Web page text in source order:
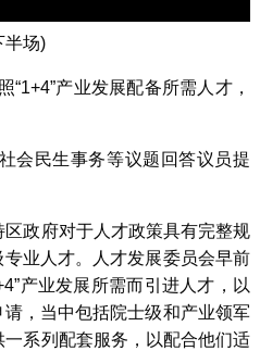
半场)
产业发展配备所需人才，
会民生事务等议题回答议员提
政府对于人才政策具有完整规
业人才。人才发展委员会早前
产业发展所需而引进人才，以
，当中包括院士级和产业领军
系列配套服务，以配合他们适